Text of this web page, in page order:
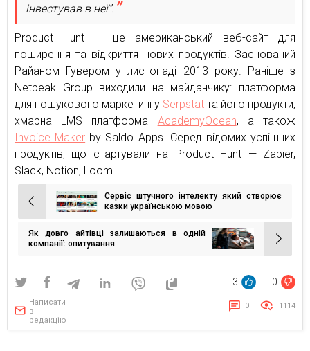
інвестував в неї”.
Product Hunt — це американський веб-сайт для
поширення та відкриття нових продуктів. Заснований
Райаном Гувером у листопаді 2013 року. Раніше з
Netpeak Group виходили на майданчику: платформа
для пошукового маркетингу Serpstat та його продукти,
хмарна LMS платформа AcademyOcean, а також
Invoice Maker by Saldo Apps. Серед відомих успішних
продуктів, що стартували на Product Hunt — Zapier,
Slack, Notion, Loom.
Навігація
записів
Сервіс штучного інтелекту який створює
казки українською мовою
Як довго айтівці залишаються в одній
компанії: опитування
3 0
Написати
в
редакцію
0 1114